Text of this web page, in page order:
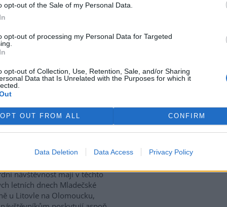
opt-out of the Sale of my Personal Data.
opt-out of processing my Personal Data for Targeted
opt-out of Collection, Use, Retention, Sale, and/or Sharing
Data that Is Unrelated with the Purposes for which it
OPT OUT FROM ALL CONFIRM
Data Deletion Data Access Privacy Policy
sídlišť a rušných ulic
metropole se
podívaná, která jako by
shonu nepatřila.
desítek strakatých holubů
se snáší k zemi a znovu
ale i způsobem, jak na
Agentura AFP
na Balkáně přetrvává po
jako dříve.
dnech rekordní
návštěvnost mají v těchto
letních dnech Mladečské
u Litovle na Olomoucku,